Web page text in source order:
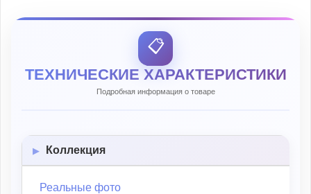
📋
ТЕХНИЧЕСКИЕ ХАРАКТЕРИСТИКИ
Подробная информация о товаре
Коллекция
Реальные фото